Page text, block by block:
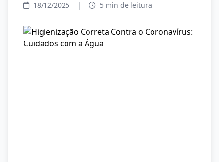
18/12/2025 | 5 min de leitura